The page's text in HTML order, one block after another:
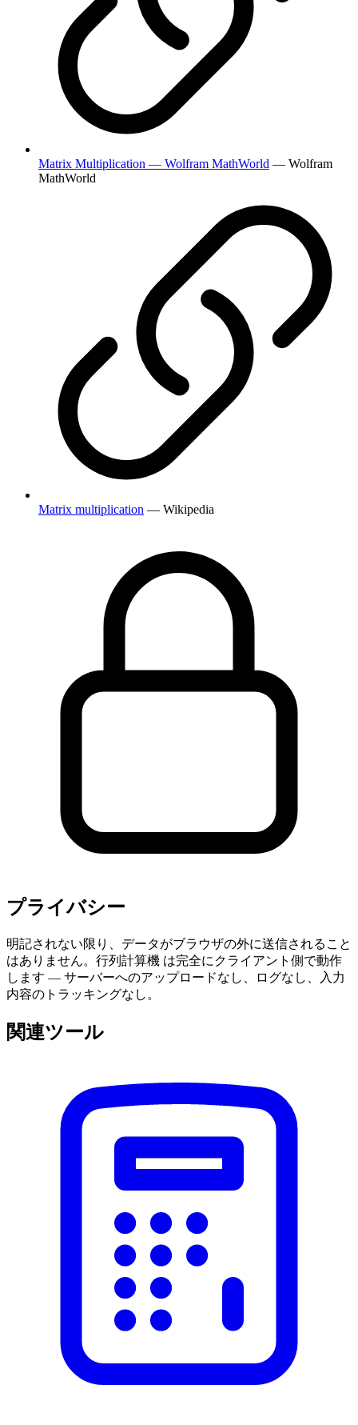
Matrix Multiplication — Wolfram MathWorld — Wolfram
MathWorld
Matrix multiplication — Wikipedia
プライバシー
明記されない限り、データがブラウザの外に送信されること
はありません。行列計算機 は完全にクライアント側で動作
します — サーバーへのアップロードなし、ログなし、入力
内容のトラッキングなし。
関連ツール